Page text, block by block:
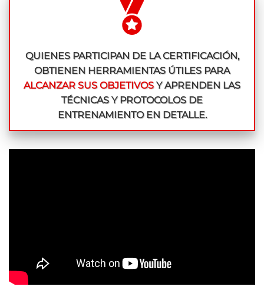
QUIENES PARTICIPAN DE LA CERTIFICACIÓN,
OBTIENEN HERRAMIENTAS ÚTILES PARA
ALCANZAR SUS OBJETIVOSY APRENDEN LAS
TÉCNICAS Y PROTOCOLOS DE
ENTRENAMIENTO EN DETALLE.